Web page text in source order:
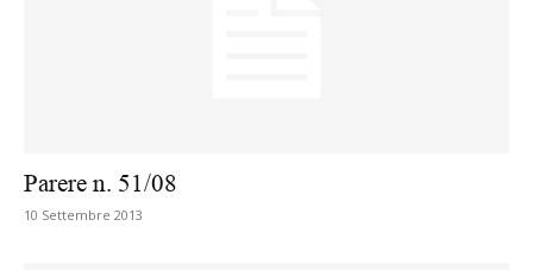
Parere n. 51/08
10 Settembre 2013